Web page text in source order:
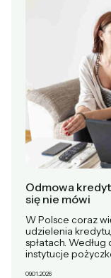
Odmowa
się nie mówi
W Polsce coraz
udzielenia
spłatach. Według
instytucje
09.01.2026